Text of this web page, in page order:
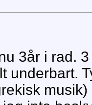
3år i rad.
underbart.